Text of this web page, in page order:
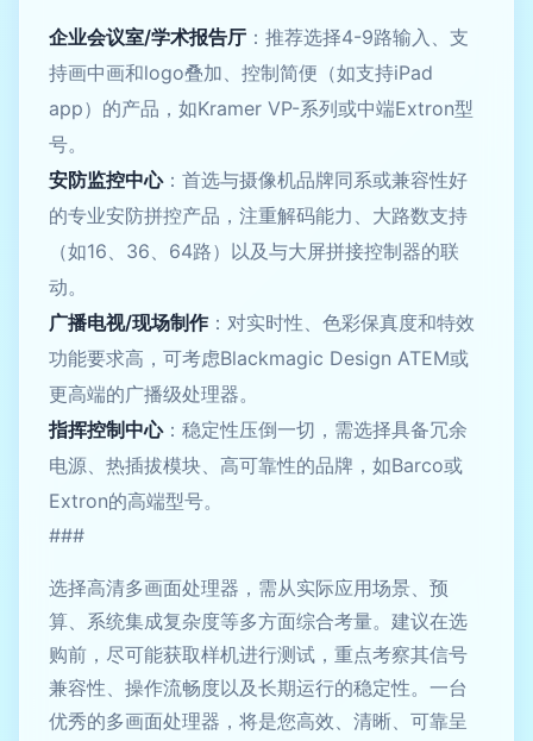
企业会议室/学术报告厅 ：推荐选择4-9路输入、支
持画中画和logo叠加、控制简便（如支持iPad
app）的产品，如Kramer VP-系列或中端Extron型
号。
安防监控中心：首选与摄像机品牌同系或兼容性好
的专业安防拼控产品，注重解码能力、大路数支持
（如16、36、64路）以及与大屏拼接控制器的联
动。
广播电视/现场制作：对实时性、色彩保真度和特效
功能要求高，可考虑Blackmagic Design ATEM或
更高端的广播级处理器。
指挥控制中心：稳定性压倒一切，需选择具备冗余
电源、热插拔模块、高可靠性的品牌，如Barco或
Extron的高端型号。
###
选择高清多画面处理器，需从实际应用场景、预
算、系统集成复杂度等多方面综合考量。建议在选
购前，尽可能获取样机进行测试，重点考察其信号
兼容性、操作流畅度以及长期运行的稳定性。一台
优秀的多画面处理器，将是您高效、清晰、可靠呈